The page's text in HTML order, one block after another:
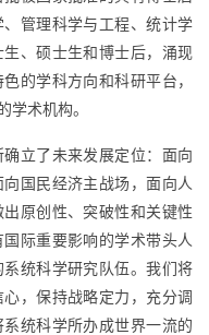
管理科学与工程、统计学
、硕士生和博士后，涌现
的学科方向和科研平台，
学术机构。
立了未来发展定位：面向
国民经济主战场，面向人
原创性、突破性和关键性
际重要影响的学术带头人
统科学研究队伍。我们将
，保持战略定力，充分调
统科学所办成世界一流的